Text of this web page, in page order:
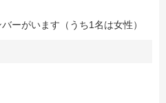
ーがいます（うち1名は女性）